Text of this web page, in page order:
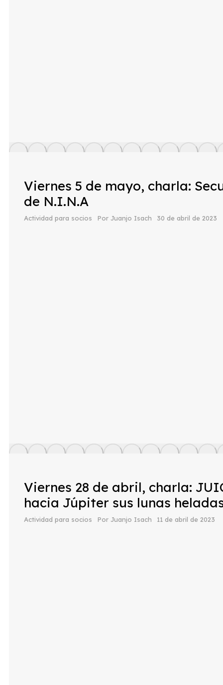
Viernes 5 de mayo, charla:
de N.I.N.A
Actividad para socios Por Juanjo Isach 30 de abril de 2023
Viernes 28 de abril, charla:
hacia Júpiter sus lunas
Actividad para socios Por Juanjo Isach 11 de abril de 2023